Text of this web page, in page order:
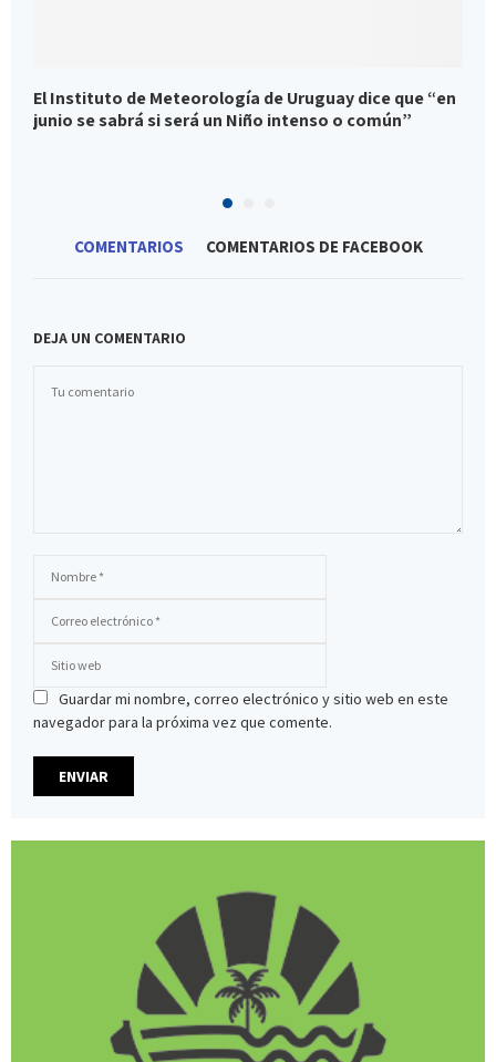
El Instituto de Meteorología de Uruguay dice que “en
junio se sabrá si será un Niño intenso o común”
COMENTARIOS COMENTARIOS DE FACEBOOK
DEJA UN COMENTARIO
Guardar mi nombre, correo electrónico y sitio web en este
navegador para la próxima vez que comente.